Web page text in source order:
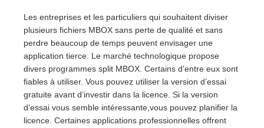
Les entreprises et les particuliers qui souhaitent diviser
plusieurs fichiers MBOX sans perte de qualité et sans
perdre beaucoup de temps peuvent envisager une
application tierce. Le marché technologique propose
divers programmes split MBOX. Certains d’entre eux sont
fiables à utiliser. Vous pouvez utiliser la version d’essai
gratuite avant d’investir dans la licence. Si la version
d’essai vous semble intéressante,vous pouvez planifier la
licence. Certaines applications professionnelles offrent